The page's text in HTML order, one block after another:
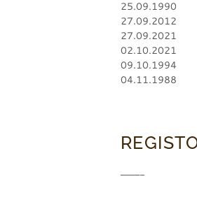
25.09.1990
27.09.2012
27.09.2021
02.10.2021
09.10.1994
04.11.1988
———-